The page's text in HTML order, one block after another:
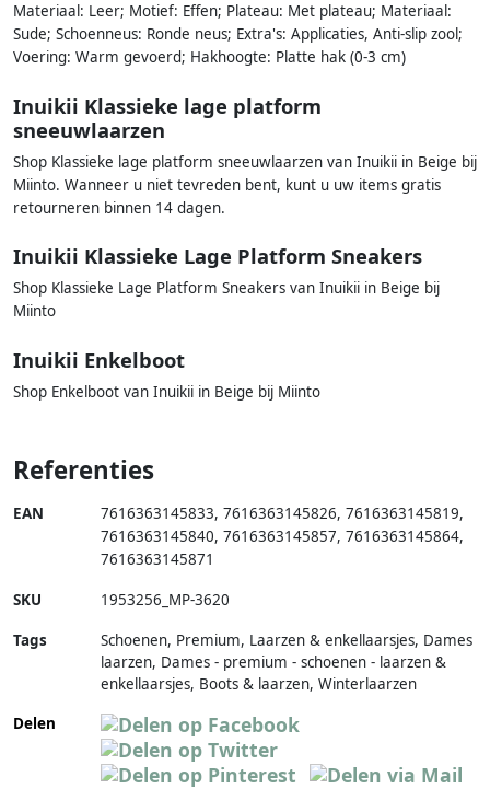
Materiaal: Leer; Motief: Effen; Plateau: Met plateau; Materiaal:
Sude; Schoenneus: Ronde neus; Extra's: Applicaties, Anti-slip zool;
Voering: Warm gevoerd; Hakhoogte: Platte hak (0-3 cm)
Inuikii Klassieke lage platform
sneeuwlaarzen
Shop Klassieke lage platform sneeuwlaarzen van Inuikii in Beige bij
Miinto. Wanneer u niet tevreden bent, kunt u uw items gratis
retourneren binnen 14 dagen.
Inuikii Klassieke Lage Platform Sneakers
Shop Klassieke Lage Platform Sneakers van Inuikii in Beige bij
Miinto
Inuikii Enkelboot
Shop Enkelboot van Inuikii in Beige bij Miinto
Referenties
EAN 7616363145833, 7616363145826, 7616363145819,
7616363145840, 7616363145857, 7616363145864,
7616363145871
SKU 1953256_MP-3620
Tags
Schoenen, Premium, Laarzen & enkellaarsjes, Dames
laarzen, Dames - premium - schoenen - laarzen &
enkellaarsjes, Boots & laarzen, Winterlaarzen
Delen